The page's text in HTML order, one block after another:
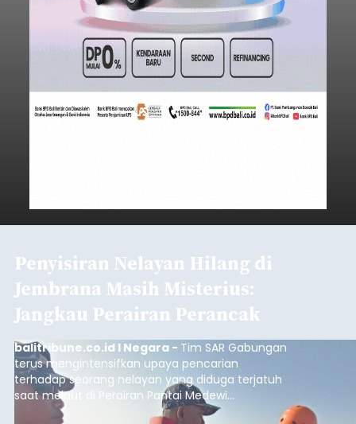
Penyisiran Nelayan Hilang di
Jembrana Masih Misterius:
Jangkau Perairan Perancak
balitribune.co.id I Negara - Tim SAR Gabungan
terus mengintensifkan upaya pencarian
terhadap seorang nelayan yang diduga terjatuh
saat melaut di Perairan Pantai Medewi
Pekutatan. Hari keenam operasi pencarian Kamis